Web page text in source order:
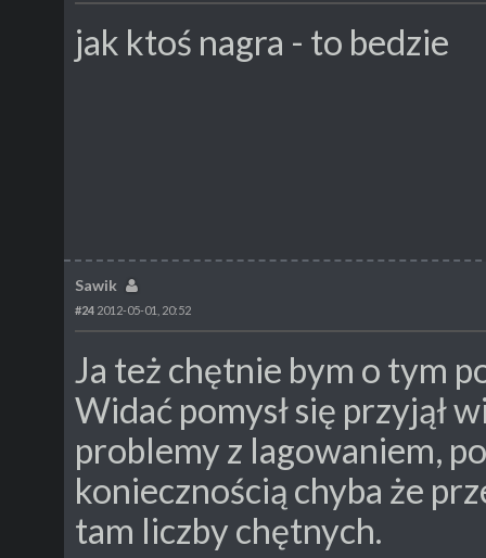
jak ktoś nagra - to bedzie
Sawik
#24 2012-05-01, 20:52
Ja też chętnie bym o tym
Widać pomysł się przyjął
problemy z lagowaniem,
koniecznością chyba że
tam liczby chętnych.